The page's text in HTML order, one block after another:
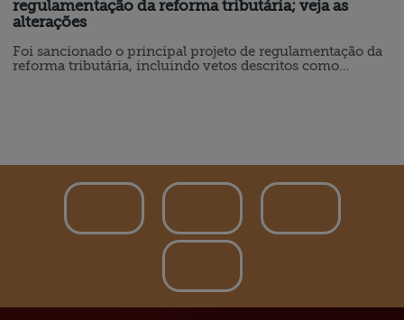
regulamentação da reforma tributária; veja as
alterações
Foi sancionado o principal projeto de regulamentação da
reforma tributária, incluindo vetos descritos como